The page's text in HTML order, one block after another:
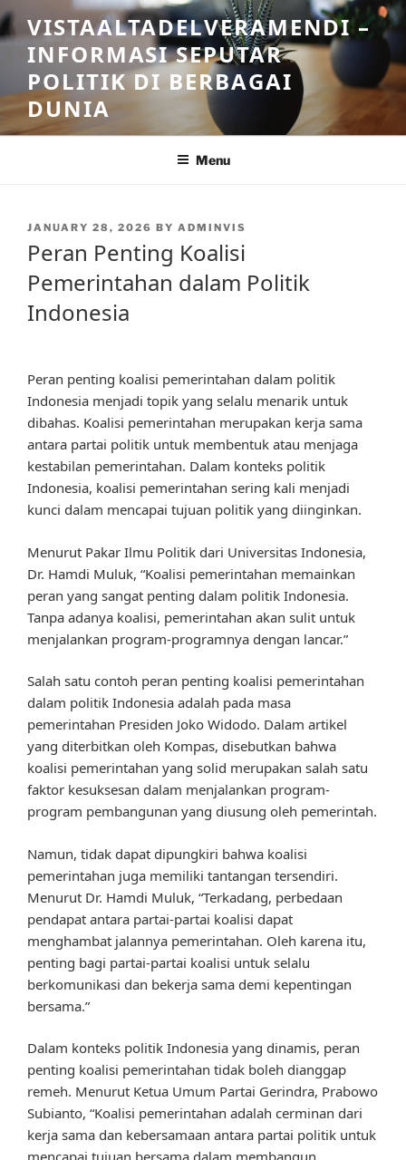
Skip
to
content
VISTAALTADELVERAMENDI –
INFORMASI SEPUTAR
POLITIK DI BERBAGAI
DUNIA
Menu
POSTED
JANUARY 28, 2026 BY ADMINVIS
Peran Penting Koalisi
Pemerintahan dalam Politik
Indonesia
Peran penting koalisi pemerintahan dalam politik
Indonesia menjadi topik yang selalu menarik untuk
dibahas. Koalisi pemerintahan merupakan kerja sama
antara partai politik untuk membentuk atau menjaga
kestabilan pemerintahan. Dalam konteks politik
Indonesia, koalisi pemerintahan sering kali menjadi
kunci dalam mencapai tujuan politik yang diinginkan.
Menurut Pakar Ilmu Politik dari Universitas Indonesia,
Dr. Hamdi Muluk, “Koalisi pemerintahan memainkan
peran yang sangat penting dalam politik Indonesia.
Tanpa adanya koalisi, pemerintahan akan sulit untuk
menjalankan program-programnya dengan lancar.”
Salah satu contoh peran penting koalisi pemerintahan
dalam politik Indonesia adalah pada masa
pemerintahan Presiden Joko Widodo. Dalam artikel
yang diterbitkan oleh Kompas, disebutkan bahwa
koalisi pemerintahan yang solid merupakan salah satu
faktor kesuksesan dalam menjalankan program-
program pembangunan yang diusung oleh pemerintah.
Namun, tidak dapat dipungkiri bahwa koalisi
pemerintahan juga memiliki tantangan tersendiri.
Menurut Dr. Hamdi Muluk, “Terkadang, perbedaan
pendapat antara partai-partai koalisi dapat
menghambat jalannya pemerintahan. Oleh karena itu,
penting bagi partai-partai koalisi untuk selalu
berkomunikasi dan bekerja sama demi kepentingan
bersama.”
Dalam konteks politik Indonesia yang dinamis, peran
penting koalisi pemerintahan tidak boleh dianggap
remeh. Menurut Ketua Umum Partai Gerindra, Prabowo
Subianto, “Koalisi pemerintahan adalah cerminan dari
kerja sama dan kebersamaan antara partai politik untuk